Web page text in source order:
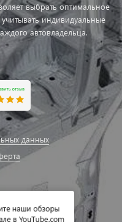
выбрать оптимальное
индивидуальные
автовладельца.
данных